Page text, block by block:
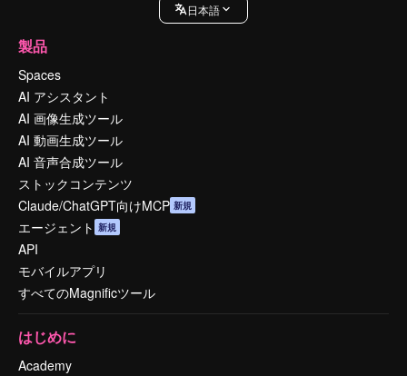
日本語
製品
Spaces
AI アシスタント
AI 画像生成ツール
AI 動画生成ツール
AI 音声合成ツール
ストックコンテンツ
Claude/ChatGPT向けMCP 新規
エージェント 新規
API
モバイルアプリ
すべてのMagnificツール
はじめに
Academy